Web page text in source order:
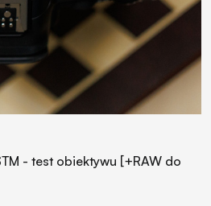
- test obiektywu [+RAW do